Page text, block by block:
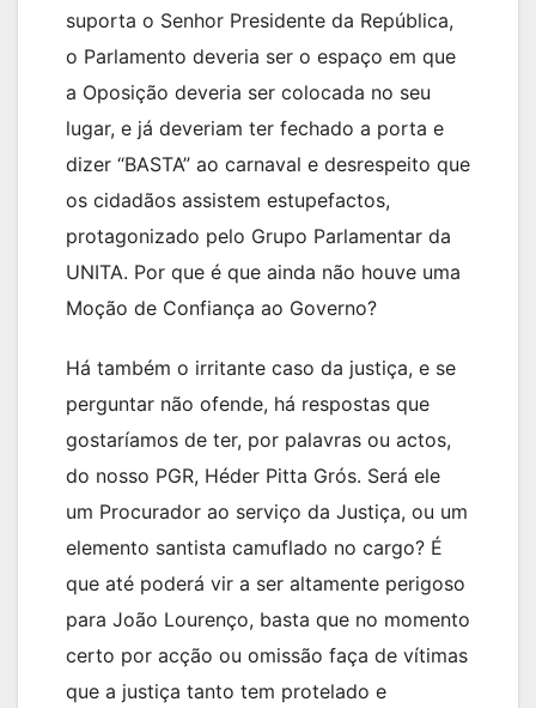
suporta o Senhor Presidente da República,
o Parlamento deveria ser o espaço em que
a Oposição deveria ser colocada no seu
lugar, e já deveriam ter fechado a porta e
dizer “BASTA” ao carnaval e desrespeito que
os cidadãos assistem estupefactos,
protagonizado pelo Grupo Parlamentar da
UNITA. Por que é que ainda não houve uma
Moção de Confiança ao Governo?
Há também o irritante caso da justiça, e se
perguntar não ofende, há respostas que
gostaríamos de ter, por palavras ou actos,
do nosso PGR, Héder Pitta Grós. Será ele
um Procurador ao serviço da Justiça, ou um
elemento santista camuflado no cargo? É
que até poderá vir a ser altamente perigoso
para João Lourenço, basta que no momento
certo por acção ou omissão faça de vítimas
que a justiça tanto tem protelado e